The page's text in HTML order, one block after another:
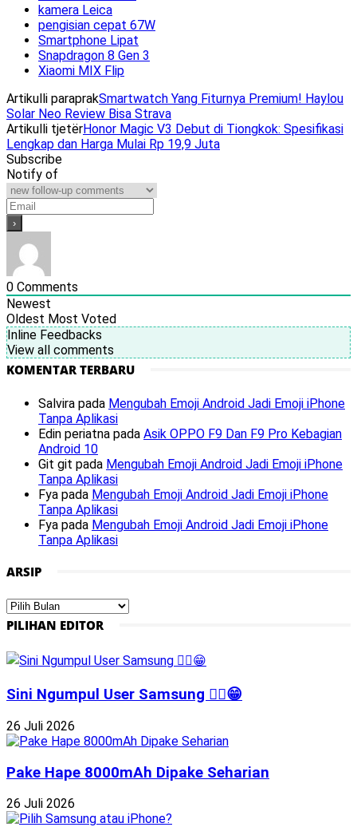
kamera Leica
pengisian cepat 67W
Smartphone Lipat
Snapdragon 8 Gen 3
Xiaomi MIX Flip
Artikulli paraprakSmartwatch Yang Fiturnya Premium! Haylou
Solar Neo Review Bisa Strava
Artikulli tjetërHonor Magic V3 Debut di Tiongkok: Spesifikasi
Lengkap dan Harga Mulai Rp 19,9 Juta
Subscribe
Notify of
0 Comments
Newest
Oldest Most Voted
Inline Feedbacks
View all comments
KOMENTAR TERBARU
Salvira pada Mengubah Emoji Android Jadi Emoji iPhone
Tanpa Aplikasi
Edin periatna pada Asik OPPO F9 Dan F9 Pro Kebagian
Android 10
Git git pada Mengubah Emoji Android Jadi Emoji iPhone
Tanpa Aplikasi
Fya pada Mengubah Emoji Android Jadi Emoji iPhone
Tanpa Aplikasi
Fya pada Mengubah Emoji Android Jadi Emoji iPhone
Tanpa Aplikasi
ARSIP
Arsip
PILIHAN EDITOR
Sini Ngumpul User Samsung ☝🏻😁
26 Juli 2026
Pake Hape 8000mAh Dipake Seharian
26 Juli 2026